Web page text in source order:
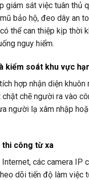
giám sát việc tuân thủ
bảo hộ, đeo dây an
thể can thiệp kịp thời
nguy hiểm.
kiểm soát khu vực
hợp nhận diện
chẽ người ra vào
người lạ xâm nhập
công từ xa
các camera IP
dõi tiến độ làm việc